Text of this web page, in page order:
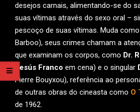
desejos carnais, alimentando-se do
suas vítimas através do sexo oral –
pescoço de suas vítimas. Muda
Barboo), seus crimes chamam a
que examinam os corpos, como Dr.
Jesús Franco em cena) e o singular
Pierre Bouyxou), referência ao
de outras obras do cineasta como O
de 1962.